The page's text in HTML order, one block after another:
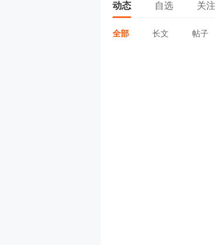
动态 自选 关注
全部 长文 帖子